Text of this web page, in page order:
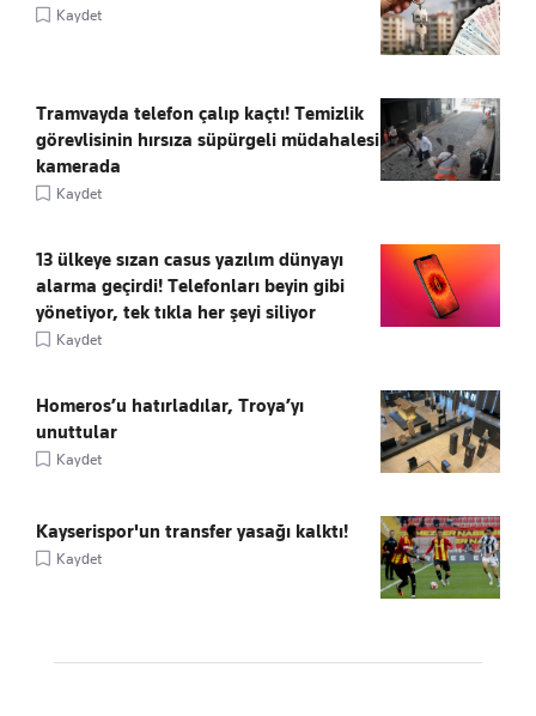
Kaydet
Tramvayda telefon çalıp kaçtı! Temizlik
görevlisinin hırsıza süpürgeli müdahalesi
kamerada
Kaydet
13 ülkeye sızan casus yazılım dünyayı
alarma geçirdi! Telefonları beyin gibi
yönetiyor, tek tıkla her şeyi siliyor
Kaydet
Homeros’u hatırladılar, Troya’yı
unuttular
Kaydet
Kayserispor'un transfer yasağı kalktı!
Kaydet